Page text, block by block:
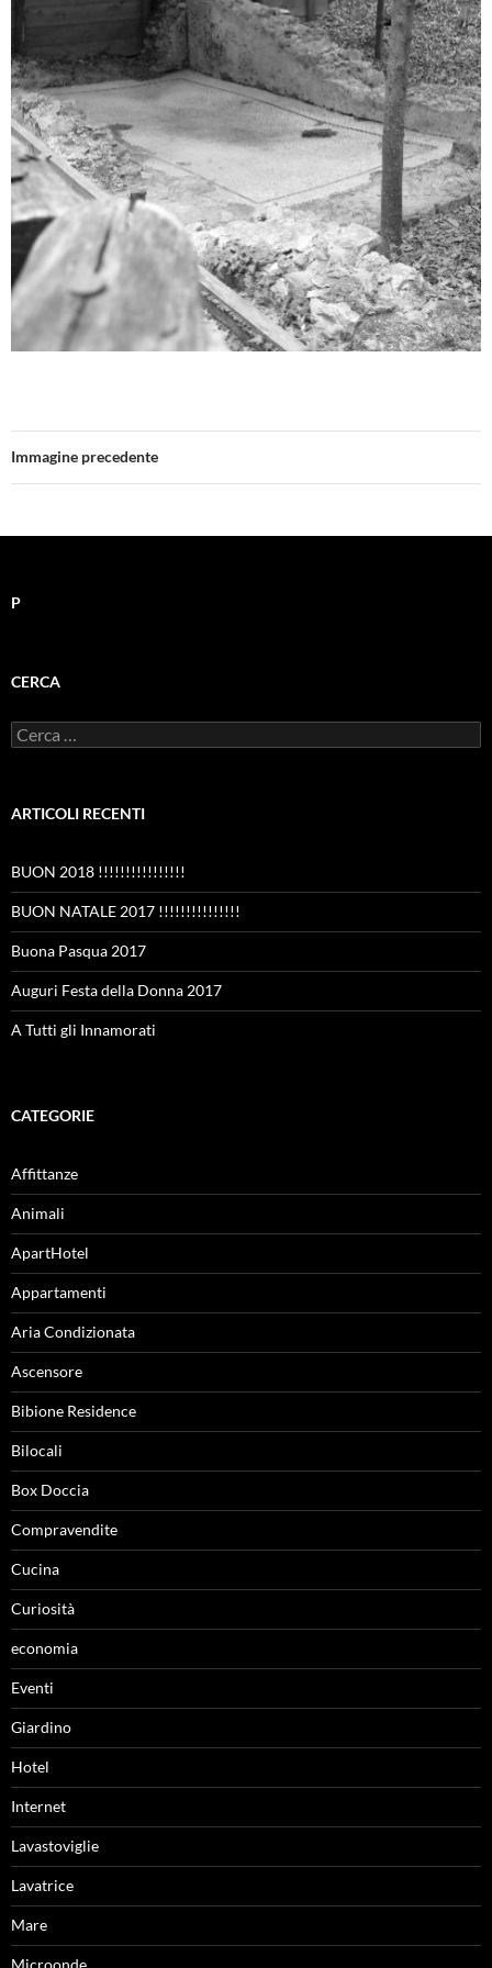
Immagine precedente
P
CERCA
Ricerca
per:
ARTICOLI RECENTI
BUON 2018 !!!!!!!!!!!!!!!!
BUON NATALE 2017 !!!!!!!!!!!!!!!
Buona Pasqua 2017
Auguri Festa della Donna 2017
A Tutti gli Innamorati
CATEGORIE
Affittanze
Animali
ApartHotel
Appartamenti
Aria Condizionata
Ascensore
Bibione Residence
Bilocali
Box Doccia
Compravendite
Cucina
Curiosità
economia
Eventi
Giardino
Hotel
Internet
Lavastoviglie
Lavatrice
Mare
Microonde